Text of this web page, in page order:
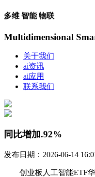
多维 智能 物联
Multidimensional
关于我们
ai资讯
ai应用
联系我们
同比增加.92%
发布日期：2026-06-14
创业板人工智能ETF华